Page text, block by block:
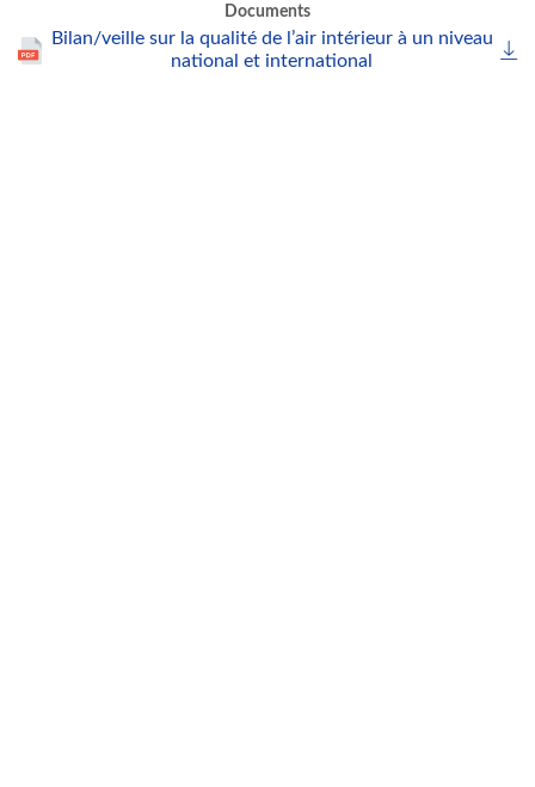
Documents
Bilan/veille sur la qualité de l’air intérieur à un niveau
national et international